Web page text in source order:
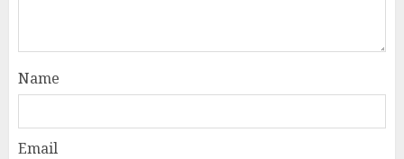
Name
Email